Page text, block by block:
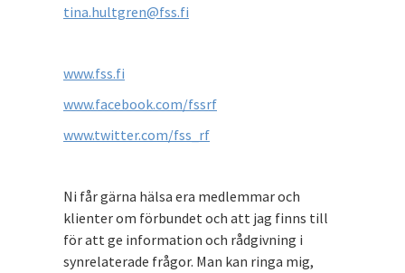
tina.hultgren@fss.fi
www.fss.fi
www.facebook.com/fssrf
www.twitter.com/fss_rf
Ni får gärna hälsa era medlemmar och
klienter om förbundet och att jag finns till
för att ge information och rådgivning i
synrelaterade frågor. Man kan ringa mig,